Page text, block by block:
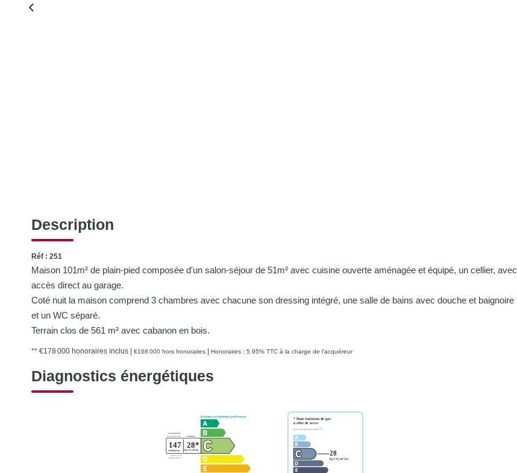
Description
Réf : 251
Maison 101m² de plain-pied composée d'un salon-séjour de 51m² avec cuisine ouverte aménagée et équipé, un cellier, avec
accès direct au garage.
Coté nuit la maison comprend 3 chambres avec chacune son dressing intégré, une salle de bains avec douche et baignoire
et un WC séparé.
Terrain clos de 561 m² avec cabanon en bois.
** €178 000 honoraires inclus €168 000 hors honoraires Honoraires : 5.95% TTC à la charge de l'acquéreur
Diagnostics énergétiques